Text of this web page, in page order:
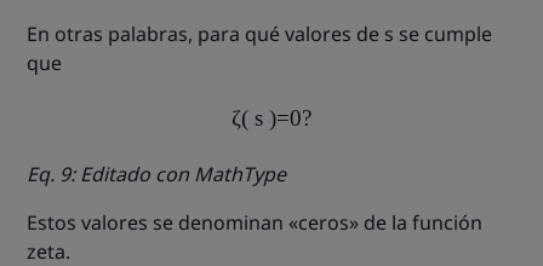
En otras palabras, para qué valores de s se cumple
que
ζ( s )=0?
Eq. 9: Editado con MathType
Estos valores se denominan «ceros» de la función
zeta.